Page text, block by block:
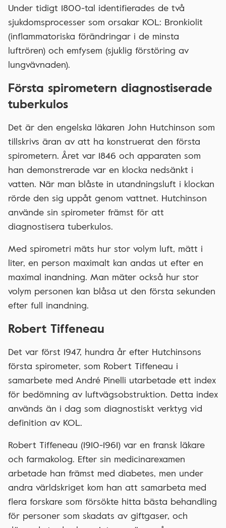
Under tidigt 1800-tal identifierades de två
sjukdomsprocesser som orsakar KOL: Bronkiolit
(inflammatoriska förändringar i de minsta
luftrören) och emfysem (sjuklig förstöring av
lungvävnaden).
Första spirometern diagnostiserade
tuberkulos
Det är den engelska läkaren John Hutchinson som
tillskrivs äran av att ha konstruerat den första
spirometern. Året var 1846 och apparaten som
han demonstrerade var en klocka nedsänkt i
vatten. När man blåste in utandningsluft i klockan
rörde den sig uppåt genom vattnet. Hutchinson
använde sin spirometer främst för att
diagnostisera tuberkulos.
Med spirometri mäts hur stor volym luft, mätt i
liter, en person maximalt kan andas ut efter en
maximal inandning. Man mäter också hur stor
volym personen kan blåsa ut den första sekunden
efter full inandning.
Robert Tiffeneau
Det var först 1947, hundra år efter Hutchinsons
första spirometer, som Robert Tiffeneau i
samarbete med André Pinelli utarbetade ett index
för bedömning av luftvägsobstruktion. Detta index
används än i dag som diagnostiskt verktyg vid
definition av KOL.
Robert Tiffeneau (1910-1961) var en fransk läkare
och farmakolog. Efter sin medicinarexamen
arbetade han främst med diabetes, men under
andra världskriget kom han att samarbeta med
flera forskare som försökte hitta bästa behandling
för personer som skadats av giftgaser, och